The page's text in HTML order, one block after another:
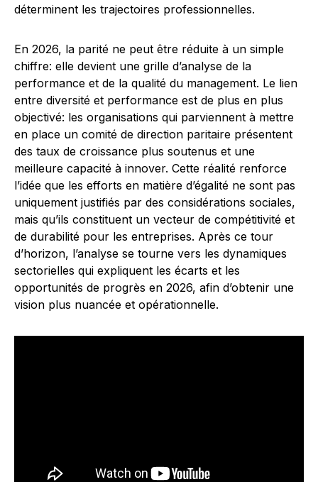
déterminent les trajectoires professionnelles.
En 2026, la parité ne peut être réduite à un simple
chiffre: elle devient une grille d’analyse de la
performance et de la qualité du management. Le lien
entre diversité et performance est de plus en plus
objectivé: les organisations qui parviennent à mettre
en place un comité de direction paritaire présentent
des taux de croissance plus soutenus et une
meilleure capacité à innover. Cette réalité renforce
l’idée que les efforts en matière d’égalité ne sont pas
uniquement justifiés par des considérations sociales,
mais qu’ils constituent un vecteur de compétitivité et
de durabilité pour les entreprises. Après ce tour
d’horizon, l’analyse se tourne vers les dynamiques
sectorielles qui expliquent les écarts et les
opportunités de progrès en 2026, afin d’obtenir une
vision plus nuancée et opérationnelle.